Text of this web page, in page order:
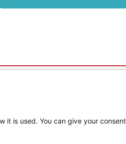
Regulamin konkursu Farmacja
is used. You can give your